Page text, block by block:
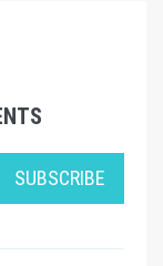
SUBSCRIBE